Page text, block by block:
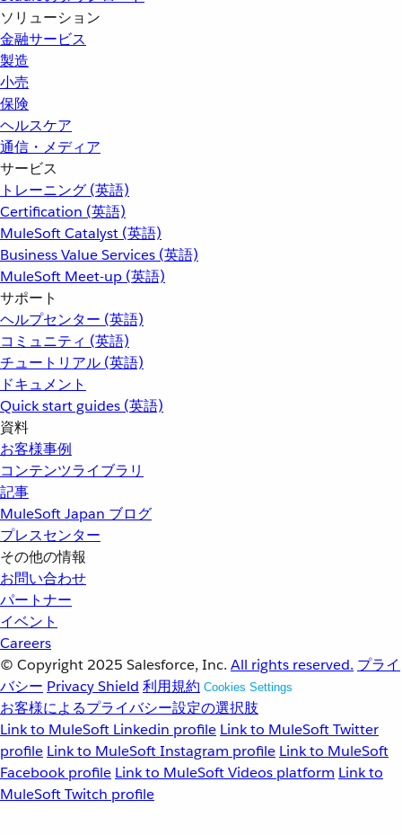
ソリューション
金融サービス
製造
小売
保険
ヘルスケア
通信・メディア
サービス
トレーニング (英語)
Certification (英語)
MuleSoft Catalyst (英語)
Business Value Services (英語)
MuleSoft Meet-up (英語)
サポート
ヘルプセンター (英語)
コミュニティ (英語)
チュートリアル (英語)
ドキュメント
Quick start guides (英語)
資料
お客様事例
コンテンツライブラリ
記事
MuleSoft Japan ブログ
プレスセンター
その他の情報
お問い合わせ
パートナー
イベント
Careers
© Copyright 2025 Salesforce, Inc. All rights reserved. プライ
バシー Privacy Shield 利用規約 Cookies Settings
お客様によるプライバシー設定の選択肢
Link to MuleSoft Linkedin profile Link to MuleSoft Twitter
profile Link to MuleSoft Instagram profile Link to MuleSoft
Facebook profile Link to MuleSoft Videos platform Link to
MuleSoft Twitch profile